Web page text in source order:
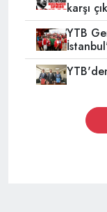
karşı
YTB